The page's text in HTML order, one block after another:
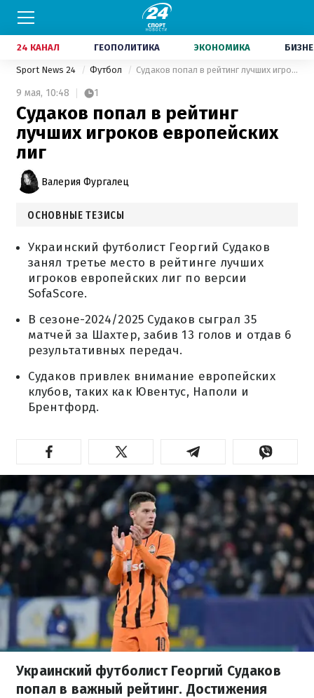
24 КАНАЛ ГЕОПОЛИТИКА ЭКОНОМИКА
Sport News 24 Футбол Судаков попал в рейтинг лучших игроков европейских лиг
9 мая, 10:48 1
Судаков попал в рейтинг
лучших игроков европейских
лиг
Валерия Фургалец
ОСНОВНЫЕ ТЕЗИСЫ
Украинский футболист Георгий Судаков
занял третье место в рейтинге лучших
игроков европейских лиг по версии
SofaScore.
В сезоне-2024/2025 Судаков сыграл 35
матчей за Шахтер, забив 13 голов и отдав 6
результативных передач.
Судаков привлек внимание европейских
клубов, таких как Ювентус, Наполи и
Брентфорд.
Украинский футболист Георгий Судаков
попал в важный рейтинг. Достижения